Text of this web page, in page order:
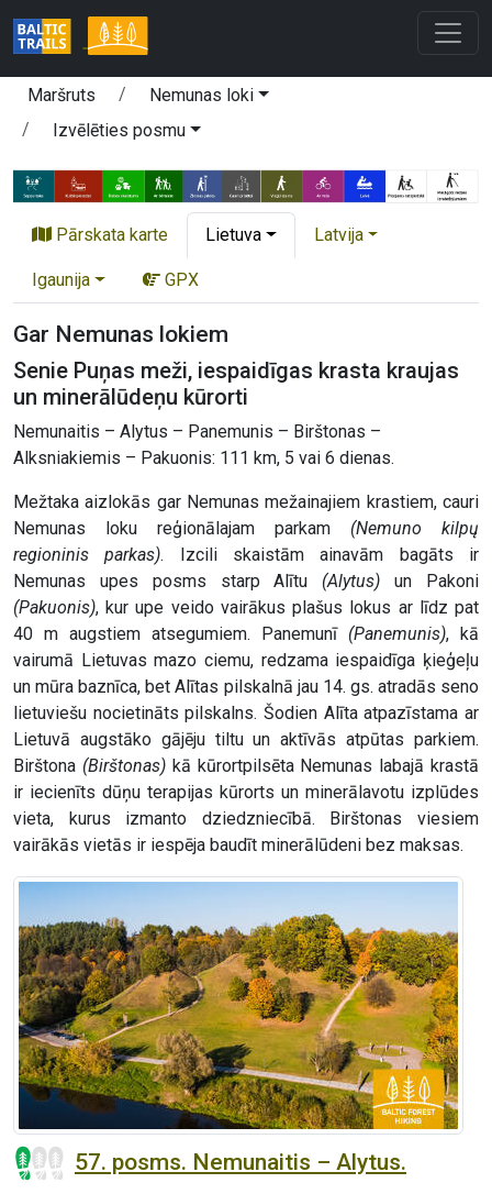
Maršruts
Nemunas loki
Izvēlēties posmu
Pārskata karte Lietuva Latvija
Igaunija GPX
Gar Nemunas lokiem
Senie Puņas meži, iespaidīgas krasta kraujas
un minerālūdeņu kūrorti
Nemunaitis – Alytus – Panemunis – Birštonas –
Alksniakiemis – Pakuonis: 111 km, 5 vai 6 dienas.
Mežtaka aizlokās gar Nemunas mežainajiem krastiem, cauri
Nemunas loku reģionālajam parkam (Nemuno kilpų
regioninis parkas). Izcili skaistām ainavām bagāts ir
Nemunas upes posms starp Alītu (Alytus) un Pakoni
(Pakuonis), kur upe veido vairākus plašus lokus ar līdz pat
40 m augstiem atsegumiem. Panemunī (Panemunis), kā
vairumā Lietuvas mazo ciemu, redzama iespaidīga ķieģeļu
un mūra baznīca, bet Alītas pilskalnā jau 14. gs. atradās seno
lietuviešu nocietināts pilskalns. Šodien Alīta atpazīstama ar
Lietuvā augstāko gājēju tiltu un aktīvās atpūtas parkiem.
Birštona (Birštonas)kā kūrortpilsēta Nemunas labajā krastā
ir iecienīts dūņu terapijas kūrorts un minerālavotu izplūdes
vieta, kurus izmanto dziedzniecībā. Birštonas viesiem
vairākās vietās ir iespēja baudīt minerālūdeni bez maksas.
57. posms. Nemunaitis – Alytus.